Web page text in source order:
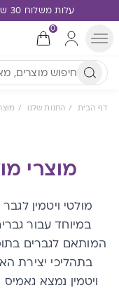
עלות משלוח 30 ש"ח | משלוח חינם ברכישה מעל 249 ₪
0
דף הבית החנות שלנו
מוצרי
מולטי ויטמין
במיוחד עבור
בתהליכי יצירת